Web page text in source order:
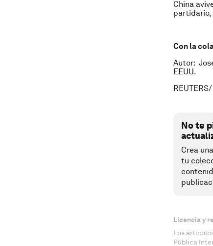
China
partidario,
Con la
Autor:
EEUU.
No te
Crea
tu
Licencia y
Los
Pública